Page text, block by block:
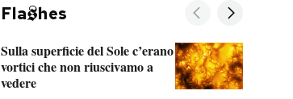
Fla hes
Sulla superficie del Sole c’erano
vortici che non riuscivamo a
vedere